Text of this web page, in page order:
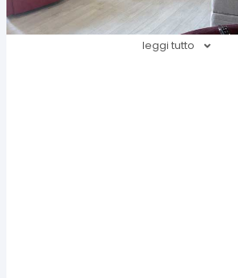
leggi tutto